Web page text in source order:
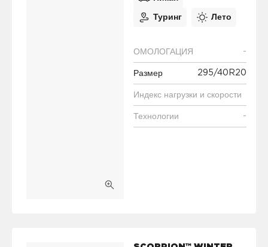
Туринг Лето
ОМОЛОГАЦИЯ -
Размер 295/40R20
Индекс нагрузки и скорости
Технологии -